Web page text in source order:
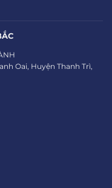
Oai, Huyện Thanh Trì,